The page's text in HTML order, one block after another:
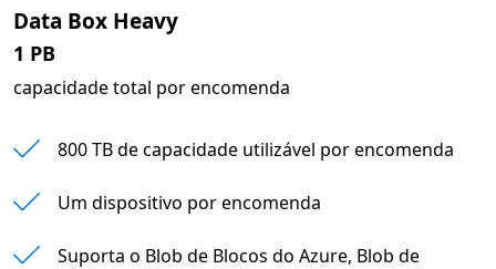
Data Box Heavy
1 PB
capacidade total por encomenda
800 TB de capacidade utilizável por encomenda
Um dispositivo por encomenda
Suporta o Blob de Blocos do Azure, Blob de